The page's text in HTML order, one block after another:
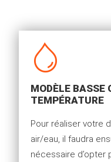
MODÈLE BASSE
TEMPÉRATURE
Pour réaliser votre
air/eau, il faudra
nécessaire d’opter